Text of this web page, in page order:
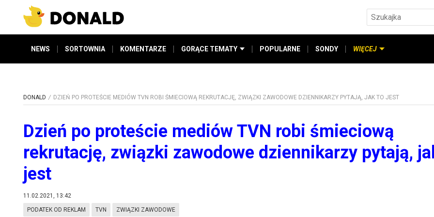
NEWS SORTOWNIA KOMENTARZE GORĄCE TEMATY POPULARNE SONDY WIĘCEJ
DONALD DZIEŃ PO PROTEŚCIE MEDIÓW TVN ROBI ŚMIECIOWĄ REKRUTACJĘ, ZWIĄZKI ZAWODOWE DZIENNIKARZY PYTAJĄ, JAK TO JEST
Dzień po proteście mediów TVN robi śmieciową
rekrutację, związki zawodowe dziennikarzy pytają,
jest
11.02.2021, 13:42
PODATEK OD REKLAM TVN ZWIĄZKI ZAWODOWE